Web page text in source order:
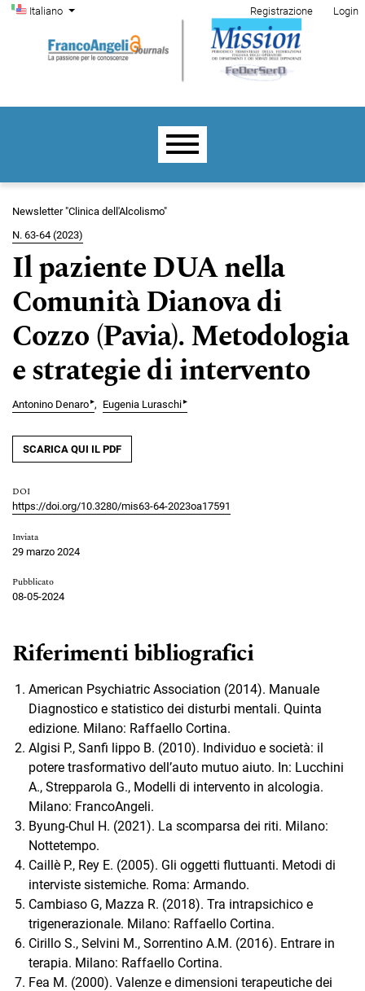
Salta al menu principale di navigazione
Salta al contenuto principale
Salta al piè di pagina del sito
Cambia la lingua. La lingua corrente è:
Italiano
Menu di amministrazione
Registrazione Login
Menu principale
Newsletter "Clinica dell'Alcolismo"
N. 63-64 (2023)
Il paziente DUA nella
Comunità Dianova di
Cozzo (Pavia). Metodologia
e strategie di intervento
Antonino Denaro▸ Eugenia Luraschi▸
SCARICA QUI IL PDF
DOI
https://doi.org/10.3280/mis63-64-2023oa17591
Inviata
29 marzo 2024
Pubblicato
08-05-2024
Riferimenti bibliografici
American Psychiatric Association (2014). Manuale
Diagnostico e statistico dei disturbi mentali. Quinta
edizione. Milano: Raffaello Cortina.
Algisi P., Sanfi lippo B. (2010). Individuo e società: il
potere trasformativo dell’auto mutuo aiuto. In: Lucchini
A., Strepparola G., Modelli di intervento in alcologia.
Milano: FrancoAngeli.
Byung-Chul H. (2021). La scomparsa dei riti. Milano:
Nottetempo.
Caillè P., Rey E. (2005). Gli oggetti fluttuanti. Metodi di
interviste sistemiche. Roma: Armando.
Cambiaso G, Mazza R. (2018). Tra intrapsichico e
trigenerazionale. Milano: Raffaello Cortina.
Cirillo S., Selvini M., Sorrentino A.M. (2016). Entrare in
terapia. Milano: Raffaello Cortina.
Fea M. (2000). Valenze e dimensioni terapeutiche dei